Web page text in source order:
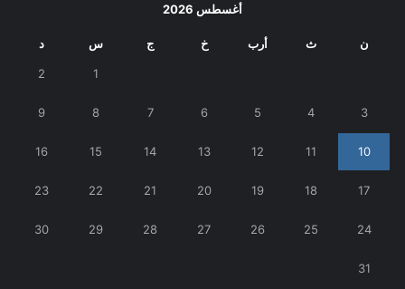
أغسطس 2026
ن ث أرب خ ج س د
1
2
3
4
5
6
7
8
9
10
11
12
13
14
15
16
17
18
19
20
21
22
23
24
25
26
27
28
29
30
31